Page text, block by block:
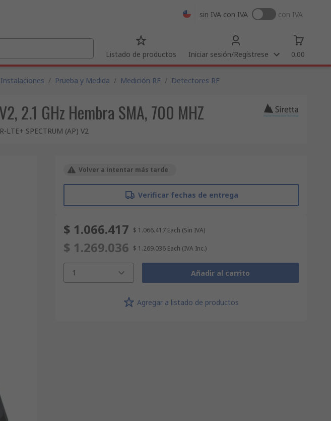
sin IVA con IVA con IVA
Listado de productos Iniciar sesión/Regístrese 0.00
/ Prueba y Medida / Medición RF / Detectores RF
2.1 GHz Hembra SMA, 700 MHZ
LTE+ SPECTRUM (AP) V2
Volver a intentar más tarde
Verificar fechas de entrega
$ 1.066.417 $ 1.066.417 Each (Sin IVA)
$ 1.269.036 $ 1.269.036 Each (IVA Inc.)
1 Añadir al carrito
Agregar a listado de productos